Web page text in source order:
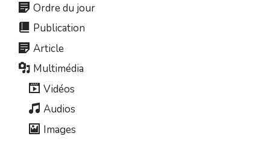
Ordre du jour
Publication
Article
Multimédia
Vidéos
Audios
Images